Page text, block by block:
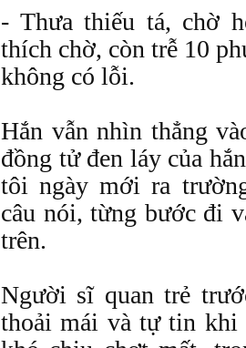
- Thưa thiếu tá, chờ
thích chờ, còn trễ 10
không có lỗi.
Hắn vẫn nhìn thẳng
đồng tử đen láy của
tôi ngày mới ra
câu nói, từng bước đi
trên.
Người sĩ quan trẻ
thoải mái và tự tin